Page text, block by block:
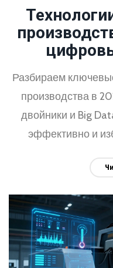
Разбираем
производства в
двойники и Big
эффективно и